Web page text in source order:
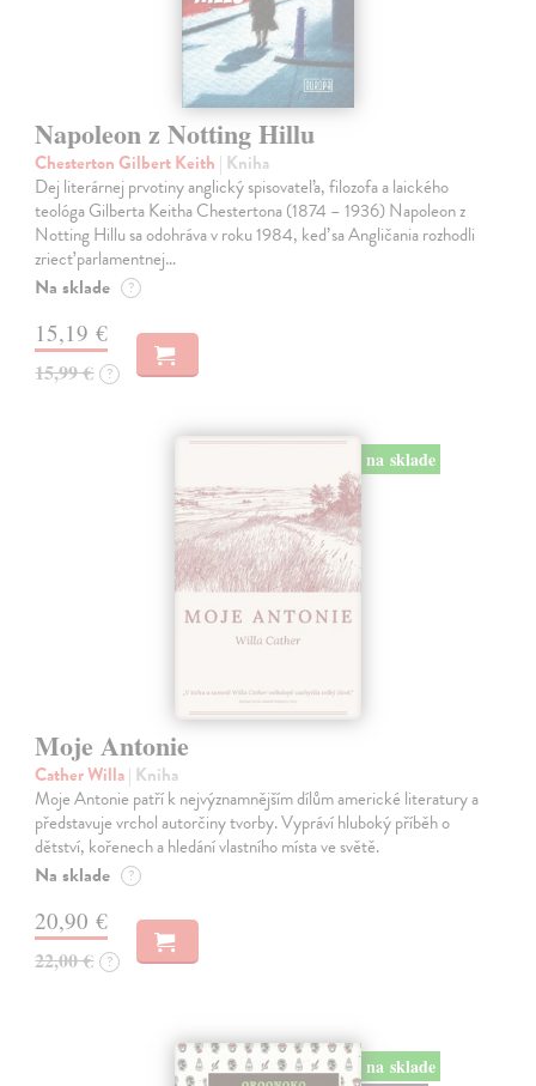
Napoleon z Notting Hillu
Chesterton Gilbert Keith | Kniha
Dej literárnej prvotiny anglický spisovateľa, filozofa a laického
teológa Gilberta Keitha Chestertona (1874 – 1936) Napoleon z
Notting Hillu sa odohráva v roku 1984, keď sa Angličania rozhodli
zriecť parlamentnej…
Na sklade ?
15,19 €
15,99 € ?
na sklade
Moje Antonie
Cather Willa| Kniha
Moje Antonie patří k nejvýznamnějším dílům americké literatury a
představuje vrchol autorčiny tvorby. Vypráví hluboký příběh o
dětství, kořenech a hledání vlastního místa ve světě.
Na sklade ?
20,90 €
22,00 € ?
na sklade